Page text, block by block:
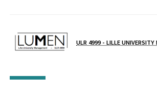
ULR 4999 - LILLE UNIVERSITY